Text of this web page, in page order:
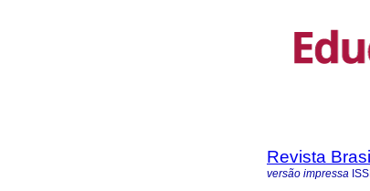
Revista
versão impressa